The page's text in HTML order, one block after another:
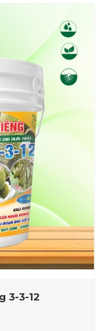
3-3-12